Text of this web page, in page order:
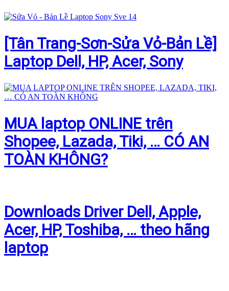
[Tân Trang-Sơn-Sửa Vỏ-Bản Lề]
Laptop Dell, HP, Acer, Sony
MUA laptop ONLINE trên
Shopee, Lazada, Tiki, … CÓ AN
TOÀN KHÔNG?
Downloads Driver Dell, Apple,
Acer, HP, Toshiba, … theo hãng
laptop